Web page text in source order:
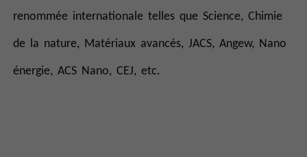
renommée internationale telles que Science, Chimie
de la nature, Matériaux avancés, JACS, Angew, Nano
énergie, ACS Nano, CEJ, etc.